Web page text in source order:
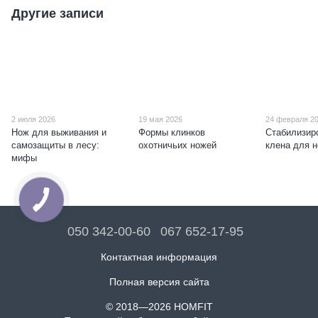
Другие записи
2 июля 2026
Нож для выживания и
самозащиты в лесу:
мифы
19 мая 2026
Формы клинков
охотничьих ножей
24 февраля
клена для
050 342-00-60 067 652-17-95
Контактная информация
Полная версия сайта
© 2018—2026 HOMFIT